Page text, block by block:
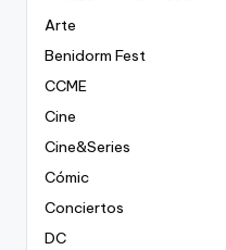
Arte
Benidorm Fest
CCME
Cine
Cine&Series
Cómic
Conciertos
DC